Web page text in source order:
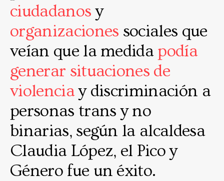
ciudadanos y
organizaciones sociales que
veían que la medida podía
generar situaciones de
violenciay discriminación a
personas trans y no
binarias, según la alcaldesa
Claudia López, el Pico y
Género fue un éxito.